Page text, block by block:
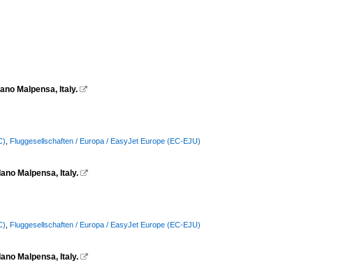
Malpensa, Italy. 
Fluggesellschaften / Europa / EasyJet Europe (EC-EJU)
Malpensa, Italy. 
Fluggesellschaften / Europa / EasyJet Europe (EC-EJU)
Malpensa, Italy. 